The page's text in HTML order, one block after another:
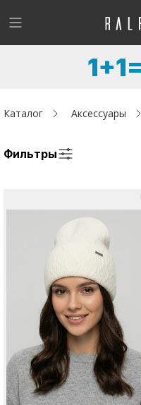
!
Женщинам
Капсула
Акции / Новости
Адреса магазинов
Возникли вопросы? -
Каталог Аксессуары
Фильтры